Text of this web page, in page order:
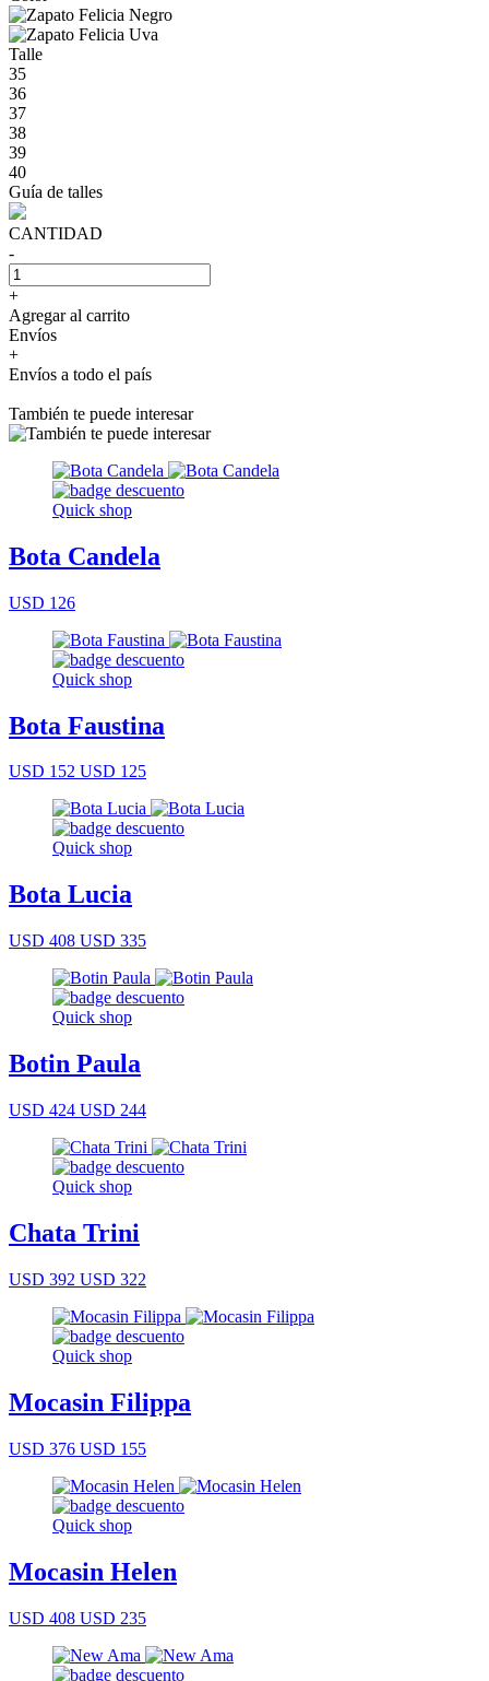
Talle
35
36
37
38
39
40
Guía de talles
CANTIDAD
-
+
Agregar al carrito
Envíos
+
Envíos a todo el país
También te puede interesar
Quick shop
Bota Candela
USD 126
Quick shop
Bota Faustina
USD 152 USD 125
Quick shop
Bota Lucia
USD 408 USD 335
Quick shop
Botin Paula
USD 424 USD 244
Quick shop
Chata Trini
USD 392 USD 322
Quick shop
Mocasin Filippa
USD 376 USD 155
Quick shop
Mocasin Helen
USD 408 USD 235